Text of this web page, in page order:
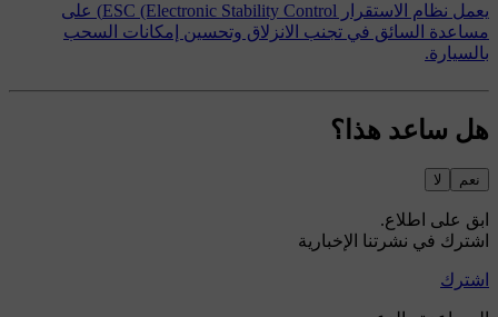
يعمل نظام الاستقرار ESC (Electronic Stability Control) على
مساعدة السائق في تجنب الانزلاق وتحسين إمكانات السحب
بالسيارة.
هل ساعد هذا؟
نعم لا